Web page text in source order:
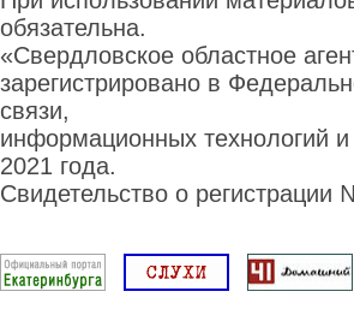
обязательна.
«Свердловское областное
зарегистрировано в
связи,
информационных технологий
2021 года.
Свидетельство о